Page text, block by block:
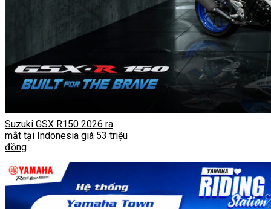
Suzuki GSX R150 2026 ra
mắt tại Indonesia giá 53 triệu
đồng